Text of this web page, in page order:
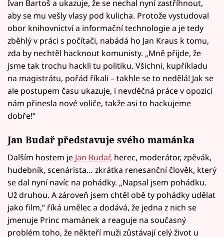
Ivan Bartoš a ukazuje, že se nechal nyní zastříhnout,
aby se mu vešly vlasy pod kulicha. Protože vystudoval
obor knihovnictví a informační technologie a je tedy
zběhlý v práci s počítači, nabádá ho Jan Kraus k tomu,
zda by nechtěl hacknout komunisty. „Mně přijde, že
jsme tak trochu hackli tu politiku. Všichni, kupříkladu
na magistrátu, pořád říkali – takhle se to nedělá! Jak se
ale postupem času ukazuje, i nevděčná práce v opozici
nám přinesla nové voliče, takže asi to hackujeme
dobře!“
Jan Budař představuje svého mamánka
Dalším hostem je Jan Budař, herec, moderátor, zpěvák,
hudebník, scenárista… zkrátka renesanční člověk, který
se dal nyní navíc na pohádky. „Napsal jsem pohádku.
Už druhou. A zároveň jsem chtěl obě ty pohádky udělat
jako film,“ říká umělec a dodává, že jedna z nich se
jmenuje Princ mamánek a reaguje na současný
problém toho, že někteří muži zůstávají celý život u